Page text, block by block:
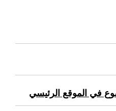
في الموقع الرئيسي